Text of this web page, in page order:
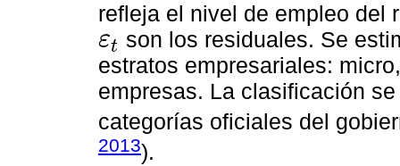
refleja el nivel de empleo del
εt
εt
son los residuales. Se
estratos empresariales:
empresas. La clasificación
categorías oficiales del
2013).